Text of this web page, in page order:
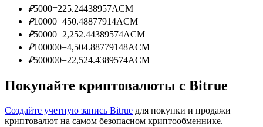
Анализ больших данных, включая торговую информацию
и т. д.
₽5000=225.24438957ACM
₽10000=450.48877914ACM
₽50000=2,252.44389574ACM
₽100000=4,504.88779148ACM
₽500000=22,524.4389574ACM
Покупайте криптовалюты с Bitrue
Создайте учетную запись Bitrue для покупки и продажи
криптовалют на самом безопасном криптообменнике.